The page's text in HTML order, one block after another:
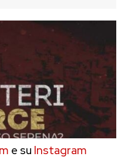
e su Instagram